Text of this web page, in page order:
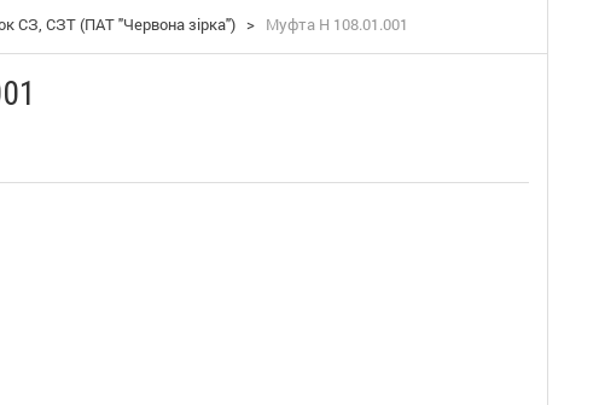
СЗ, СЗТ (ПАТ "Червона зірка") > Муфта Н 108.01.001